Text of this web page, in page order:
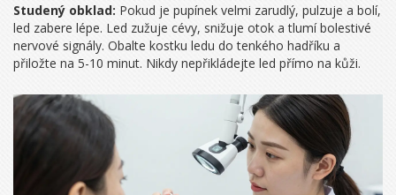
Studený obklad: Pokud je pupínek velmi zarudlý, pulzuje a bolí,
led zabere lépe. Led zužuje cévy, snižuje otok a tlumí bolestivé
nervové signály. Obalte kostku ledu do tenkého hadříku a
přiložte na 5-10 minut. Nikdy nepřikládejte led přímo na kůži.